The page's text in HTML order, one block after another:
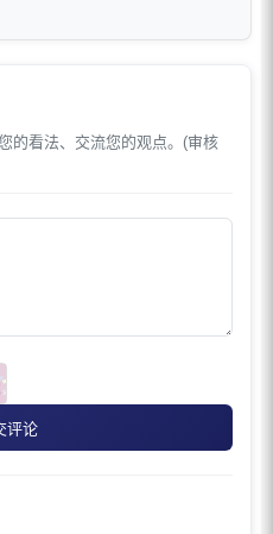
的看法、交流您的观点。(审核
评论